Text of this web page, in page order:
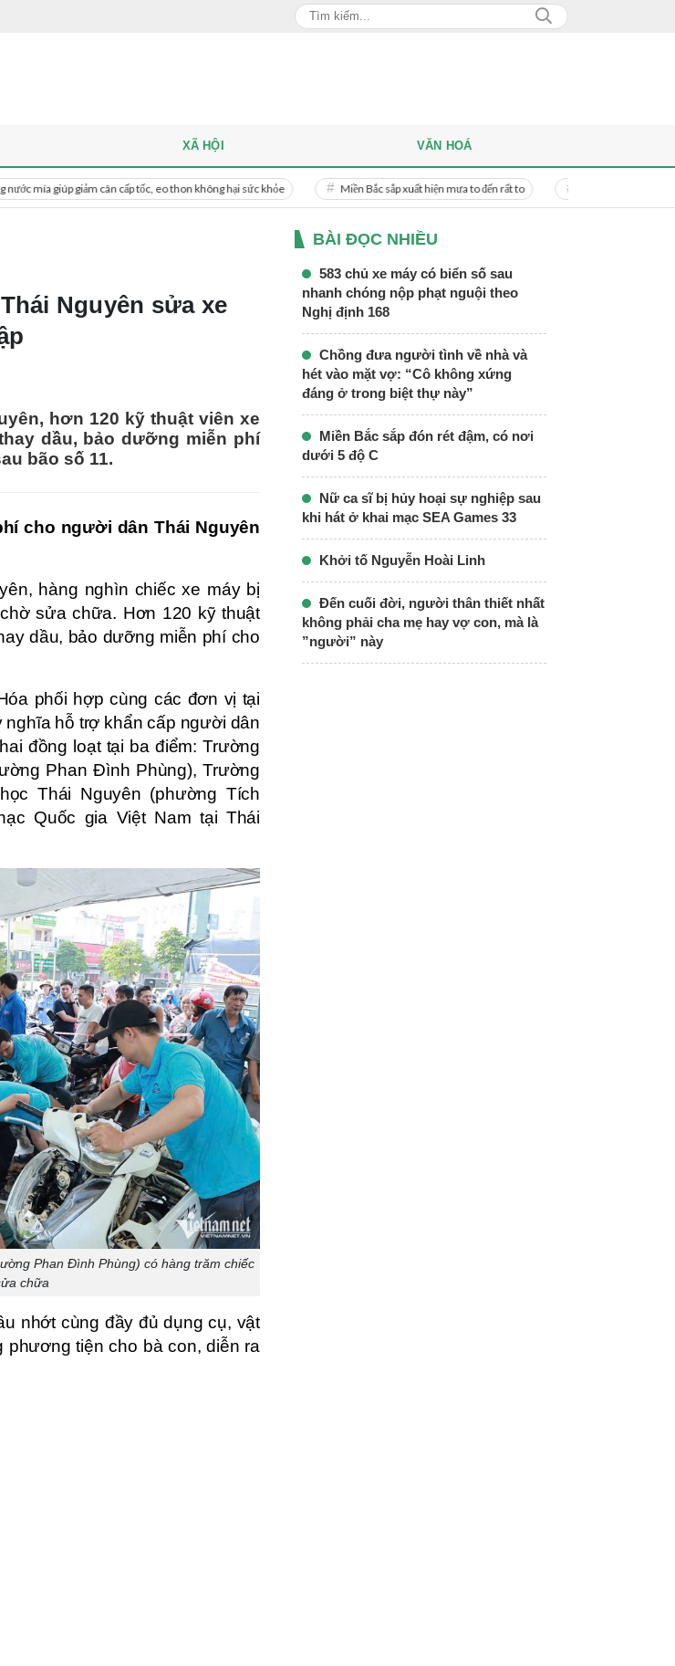
cân cấp tốc, eo thon không hại sức khỏe Miền Bắc sắp xuất hiện mưa to đến rất to Danh tính người phụ nữ bị bạn trai
XÃ HỘI VĂN HOÁ
Nguyên sửa xe
hơn 120 kỹ thuật viên xe
dầu, bảo dưỡng miễn phí
bão số 11.
cho người dân Thái Nguyên
hàng nghìn chiếc xe máy bị
sửa chữa. Hơn 120 kỹ thuật
dầu, bảo dưỡng miễn phí cho
phối hợp cùng các đơn vị tại
hỗ trợ khẩn cấp người dân
đồng loạt tại ba điểm: Trường
Phan Đình Phùng), Trường
Thái Nguyên (phường Tích
Quốc gia Việt Nam tại Thái
Phan Đình Phùng) có hàng trăm chiếc
chữa
nhớt cùng đầy đủ dụng cụ, vật
tiện cho bà con, diễn ra
BÀI ĐỌC NHIỀU
583 chủ xe máy có biển số sau
nhanh chóng nộp phạt nguội theo
Nghị định 168
Chồng đưa người tình về nhà và
hét vào mặt vợ: “Cô không xứng
đáng ở trong biệt thự này”
Miền Bắc sắp đón rét đậm, có nơi
dưới 5 độ C
Nữ ca sĩ bị hủy hoại sự nghiệp sau
khi hát ở khai mạc SEA Games 33
Khởi tố Nguyễn Hoài Linh
Đến cuối đời, người thân thiết nhất
không phải cha mẹ hay vợ con, mà là
”người” này